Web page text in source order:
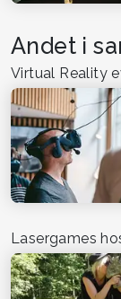
Andet i
Virtual Reality
Lasergames